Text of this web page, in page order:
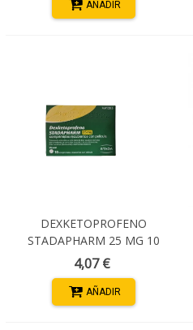
AÑADIR
DEXKETOPROFENO
STADAPHARM 25 MG 10
COMPRIMIDOS
RECUBIERTOS
4,07 €
AÑADIR